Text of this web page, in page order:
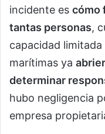
incidente es cómo
tantas personas,
capacidad
marítimas ya
determinar
hubo negligencia
empresa